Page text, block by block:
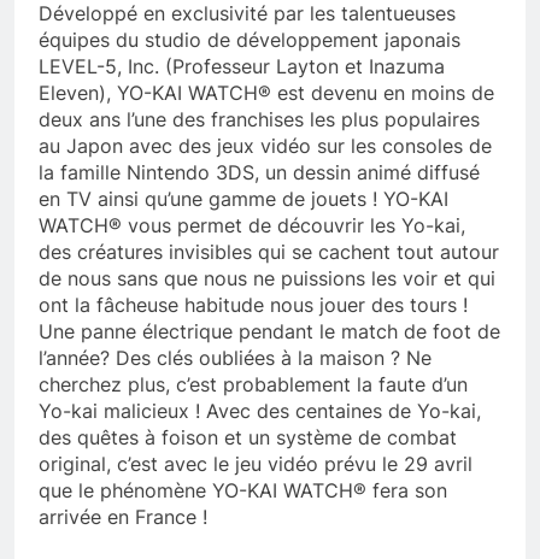
Développé en exclusivité par les talentueuses
équipes du studio de développement japonais
LEVEL-5, Inc. (Professeur Layton et Inazuma
Eleven), YO-KAI WATCH® est devenu en moins de
deux ans l’une des franchises les plus populaires
au Japon avec des jeux vidéo sur les consoles de
la famille Nintendo 3DS, un dessin animé diffusé
en TV ainsi qu’une gamme de jouets ! YO-KAI
WATCH® vous permet de découvrir les Yo-kai,
des créatures invisibles qui se cachent tout autour
de nous sans que nous ne puissions les voir et qui
ont la fâcheuse habitude nous jouer des tours !
Une panne électrique pendant le match de foot de
l’année? Des clés oubliées à la maison ? Ne
cherchez plus, c’est probablement la faute d’un
Yo-kai malicieux ! Avec des centaines de Yo-kai,
des quêtes à foison et un système de combat
original, c’est avec le jeu vidéo prévu le 29 avril
que le phénomène YO-KAI WATCH® fera son
arrivée en France !